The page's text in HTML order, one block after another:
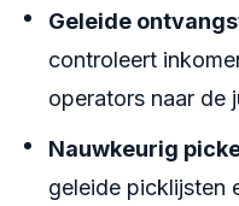
Geleide
controleert
operators naar de
Nauwkeurig
geleide picklijsten